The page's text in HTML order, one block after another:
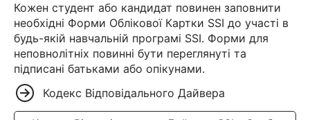
Кожен студент або кандидат повинен заповнити
необхідні Форми Облікової Картки SSI до участі в
будь-якій навчальній програмі SSI. Форми для
неповнолітніх повинні бути переглянуті та
підписані батьками або опікунами.
Кодекс Відповідального Дайвера